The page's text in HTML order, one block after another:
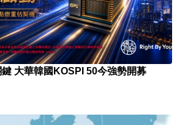
大華韓國KOSPI 50今強勢開募